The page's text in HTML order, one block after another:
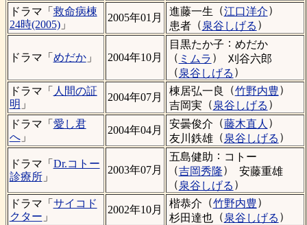
ドラマ「 救命病棟
24時(2005)」
2005年01月
進藤一生 （江口洋介）
患者（泉谷しげる ）
ドラマ「 めだか」 2004年10月
目黒たか子 ： めだか
（ ミムラ ）
刈谷六郎
（泉谷しげる ）
ドラマ「 人間の証
明 」
2004年07月
棟居弘一良 （竹野内豊）
吉岡実 （泉谷しげる ）
ドラマ「 愛し君
へ」
2004年04月
安曇俊介 （藤木直人 ）
友川鉄雄（泉谷しげる ）
ドラマ「 Dr.コトー
診療所」
2003年07月
五島健助 ： コトー
（吉岡秀隆）
安藤重雄
（泉谷しげる ）
ドラマ「 サイコド
クター 」
2002年10月
楷恭介 （竹野内豊）
杉田達也 （泉谷しげる ）